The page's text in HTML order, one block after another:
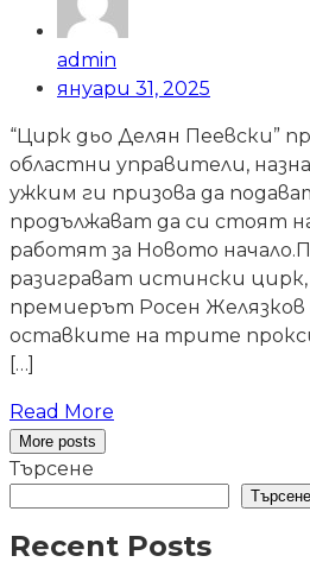
admin
януари 31, 2025
“Цирк дьо Делян Пеевски”
областни управители,
ужким ги призова да
продължават да си стоят
работят за Новото
разиграват истински
премиерът Росен Желязков
оставките на трите
[…]
Read More
More posts
Търсене
Търсене
Recent Posts